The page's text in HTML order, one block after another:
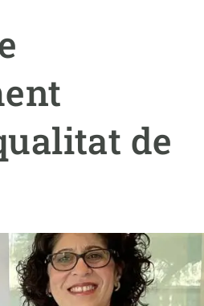
de
Fes ciència amb nosaltres
Canvi global